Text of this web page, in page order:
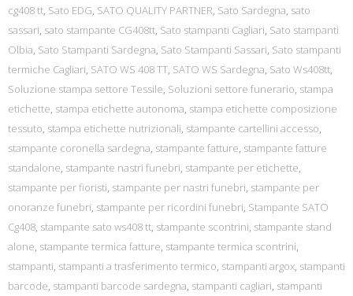
cg408 tt, Sato EDG, SATO QUALITY PARTNER, Sato Sardegna, sato
sassari, sato stampante CG408tt, Sato stampanti Cagliari, Sato stampanti
Olbia, Sato Stampanti Sardegna, Sato Stampanti Sassari, Sato stampanti
termiche Cagliari, SATO WS 408 TT, SATO WS Sardegna, Sato Ws408tt,
Soluzione stampa settore Tessile, Soluzioni settore funerario, stampa
etichette, stampa etichette autonoma, stampa etichette composizione
tessuto, stampa etichette nutrizionali, stampante cartellini accesso,
stampante coronella sardegna, stampante fatture, stampante fatture
standalone, stampante nastri funebri, stampante per etichette,
stampante per fioristi, stampante per nastri funebri, stampante per
onoranze funebri, stampante per ricordini funebri, Stampante SATO
Cg408, stampante sato ws408 tt, stampante scontrini, stampante stand
alone, stampante termica fatture, stampante termica scontrini,
stampanti, stampanti a trasferimento termico, stampanti argox, stampanti
barcode, stampanti barcode sardegna, stampanti cagliari, stampanti